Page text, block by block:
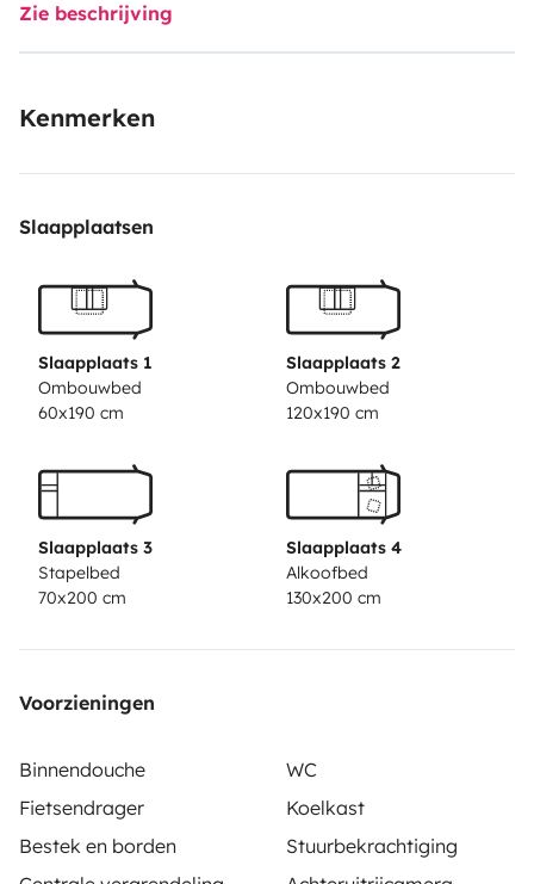
cama casal + duas cama com possibilidade de ser
montada. Cozinha com três bocas e forno pequeno
banho com ducha separados caldeira para água
eléctrica escada traseira e porta bicicletas assim como
Zie beschrijving
Kenmerken
Slaapplaatsen
Slaapplaats 1
Ombouwbed
60x190 cm
Slaapplaats 2
Ombouwbed
120x190 cm
Slaapplaats 3
Stapelbed
70x200 cm
Slaapplaats 4
Alkoofbed
130x200 cm
Voorzieningen
Binnendouche
WC
Fietsendrager
Koelkast
Bestek en borden
Stuurbekrachtiging